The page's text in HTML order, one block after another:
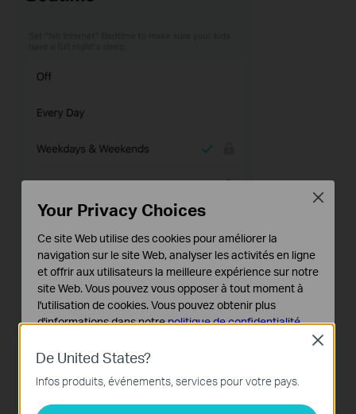
De United States?
Infos produits, événements, services pour votre pays.
Close
Your Privacy Choices
Ce site Web utilise des cookies pour améliorer la
navigation sur le site Web, analyser les activités en ligne
et offrir aux utilisateurs la meilleure expérience sur notre
site Web. Vous pouvez vous opposer à tout moment à
l'utilisation de cookies. Vous pouvez obtenir plus
d'informations dans notrepolitique de confidentialité.
Ces cookies sont nécessaires au fonctionnement du
site Web et ne peuvent pas être désactivés dans vos
Close